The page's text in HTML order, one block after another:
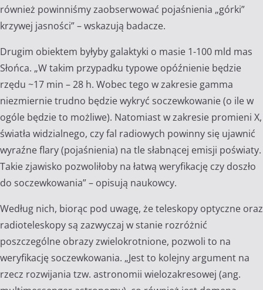
również powinniśmy zaobserwować pojaśnienia „górki”
krzywej jasności” – wskazują badacze.
Drugim obiektem byłyby galaktyki o masie 1-100 mld mas
Słońca. „W takim przypadku typowe opóźnienie będzie
rzędu ~17 min – 28 h. Wobec tego w zakresie gamma
niezmiernie trudno będzie wykryć soczewkowanie (o ile w
ogóle będzie to możliwe). Natomiast w zakresie promieni X,
światła widzialnego, czy fal radiowych powinny się ujawnić
wyraźne flary (pojaśnienia) na tle słabnącej emisji poświaty.
Takie zjawisko pozwoliłoby na łatwą weryfikację czy doszło
do soczewkowania” – opisują naukowcy.
Według nich, biorąc pod uwagę, że teleskopy optyczne oraz
radioteleskopy są zazwyczaj w stanie rozróżnić
poszczególne obrazy zwielokrotnione, pozwoli to na
weryfikację soczewkowania. „Jest to kolejny argument na
rzecz rozwijania tzw. astronomii wielozakresowej (ang.